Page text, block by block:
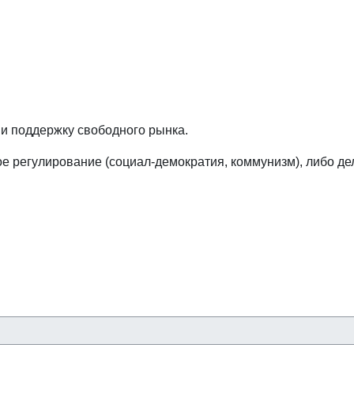
поддержку свободного рынка.
регулирование (социал-демократия, коммунизм), либо